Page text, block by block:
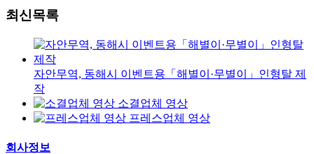
최신목록
자안무역, 동해시 이벤트용「해별이·무별이」인형탈 제
작
소결업체 영상
프레스업체 영상
회사정보